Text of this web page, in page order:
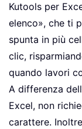
Kutools per
elenco», che ti
spunta in più
clic,
quando lavori
A differenza
Excel, non
carattere.